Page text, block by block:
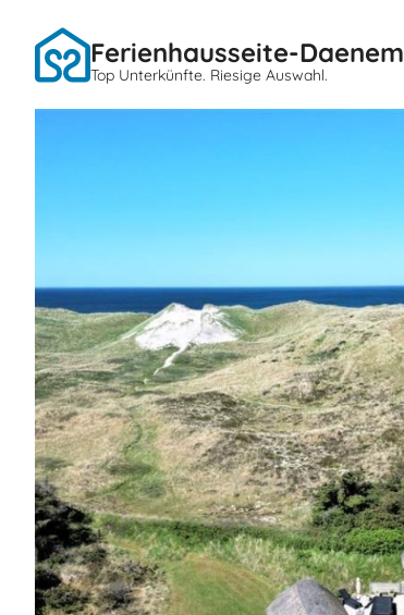
Ferienhausseite-
Top Unterkünfte. Riesige Auswahl.